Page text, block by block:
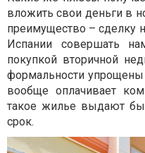
вложить свои деньги в
преимущество – сделку
Испании совершать
покупкой вторичной
формальности упрощены
вообще оплачивает
такое жилье выдают
срок.